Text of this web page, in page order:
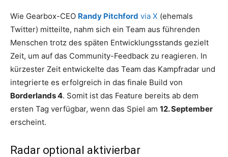
Wie Gearbox-CEO Randy Pitchford via X (ehemals
Twitter) mitteilte, nahm sich ein Team aus führenden
Menschen trotz des späten Entwicklungsstands gezielt
Zeit, um auf das Community-Feedback zu reagieren. In
kürzester Zeit entwickelte das Team das Kampfradar und
integrierte es erfolgreich in das finale Build von
Borderlands 4. Somit ist das Feature bereits ab dem
ersten Tag verfügbar, wenn das Spiel am 12. September
erscheint.
Radar optional aktivierbar